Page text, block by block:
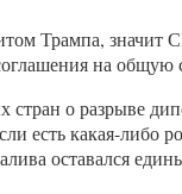
Трампа,
на
о разрыве
есть какая-
оставался